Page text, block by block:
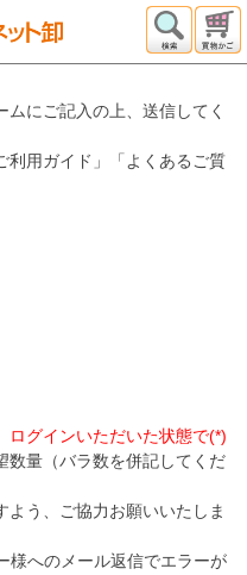
にご記入の上、送信してく
利用ガイド」「よくあるご質
ログインいただいた状態で(*)
数量（バラ数を併記してくだ
よう、ご協力お願いいたしま
様へのメール返信でエラーが